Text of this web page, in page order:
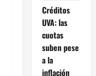
Créditos
UVA: las
cuotas
suben pese
a la
inflación